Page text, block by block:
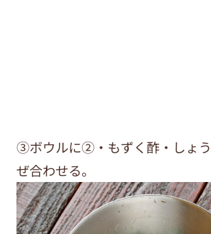
③ボウルに②・もずく酢・しょ
ぜ合わせる。